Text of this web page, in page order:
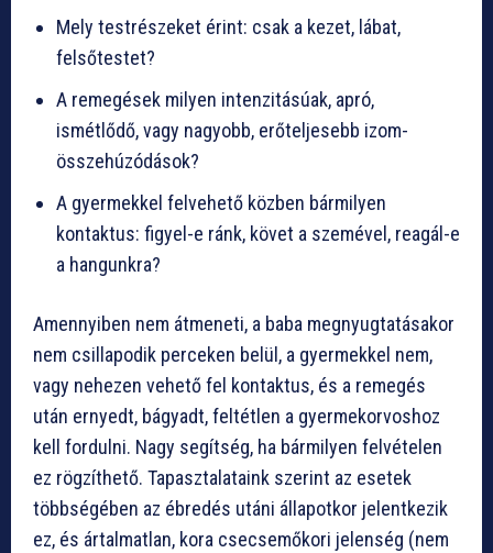
Mely testrészeket érint: csak a kezet, lábat,
felsőtestet?
A remegések milyen intenzitásúak, apró,
ismétlődő, vagy nagyobb, erőteljesebb izom-
összehúzódások?
A gyermekkel felvehető közben bármilyen
kontaktus: figyel-e ránk, követ a szemével, reagál-e
a hangunkra?
Amennyiben nem átmeneti, a baba megnyugtatásakor
nem csillapodik perceken belül, a gyermekkel nem,
vagy nehezen vehető fel kontaktus, és a remegés
után ernyedt, bágyadt, feltétlen a gyermekorvoshoz
kell fordulni. Nagy segítség, ha bármilyen felvételen
ez rögzíthető. Tapasztalataink szerint az esetek
többségében az ébredés utáni állapotkor jelentkezik
ez, és ártalmatlan, kora csecsemőkori jelenség (nem